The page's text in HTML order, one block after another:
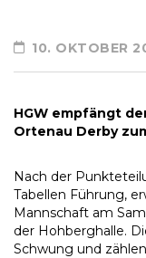
10. OKTOBER
HGW empfängt
Ortenau Derby
Nach der
Tabellen Führung,
Mannschaft am
der Hohberghalle.
Schwung und